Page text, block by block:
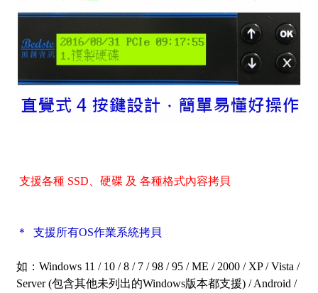
支援各種 SSD、硬碟 及 各種格式內容拷貝
＊ 支援所有OS作業系統拷貝
如：Windows 11 / 10 / 8 / 7 / 98 / 95 / ME / 2000 / XP / Vista /
Server(包含其他未列出的Windows版本都支援) / Android /